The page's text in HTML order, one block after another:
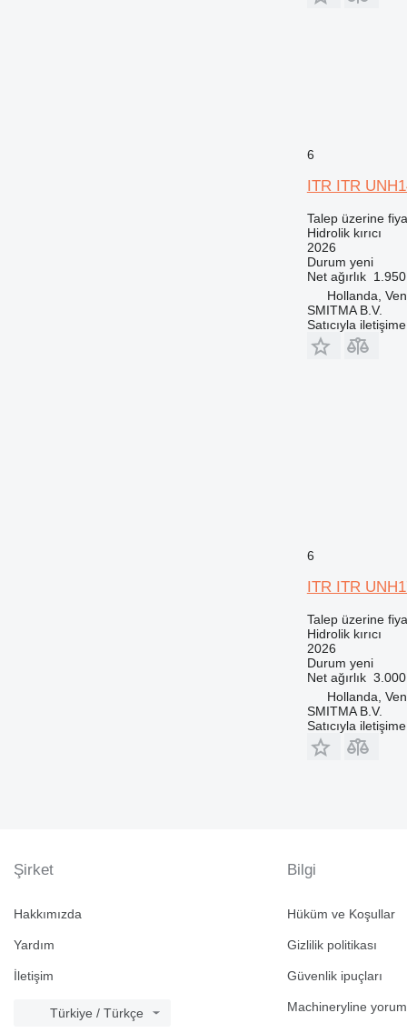
6
ITR ITR
Talep üzerine
Hidrolik kırıcı
2026
Durum yeni
Net ağırlık
Hollanda,
SMITMA B.V.
Satıcıyla
6
ITR ITR
Talep üzerine
Hidrolik kırıcı
2026
Durum yeni
Net ağırlık
Hollanda,
SMITMA B.V.
Satıcıyla
Şirket
Hakkımızda
Yardım
İletişim
Türkiye / Türkçe
Bilgi
Hüküm ve Koşullar
Gizlilik politikası
Güvenlik ipuçları
Machineryline